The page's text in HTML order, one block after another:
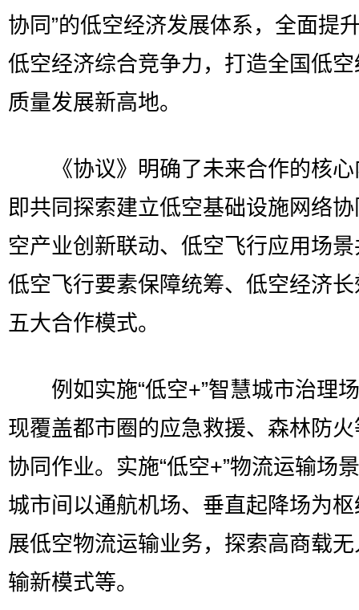
协同”的低空经济发展体系，全面提
低空经济综合竞争力，打造全国低
质量发展新高地。
《协议》明确了未来合作的核心
即共同探索建立低空基础设施网络
空产业创新联动、低空飞行应用场
低空飞行要素保障统筹、低空经济
五大合作模式。
例如实施“低空+”智慧城市治理
现覆盖都市圈的应急救援、森林防
协同作业。实施“低空+”物流运输场
城市间以通航机场、垂直起降场为
展低空物流运输业务，探索高商载
输新模式等。